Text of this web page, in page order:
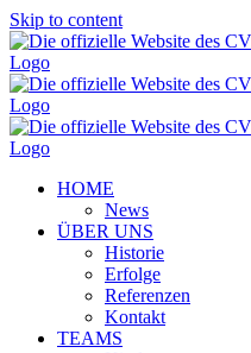
Skip to content
HOME
News
ÜBER UNS
Historie
Erfolge
Referenzen
Kontakt
TEAMS